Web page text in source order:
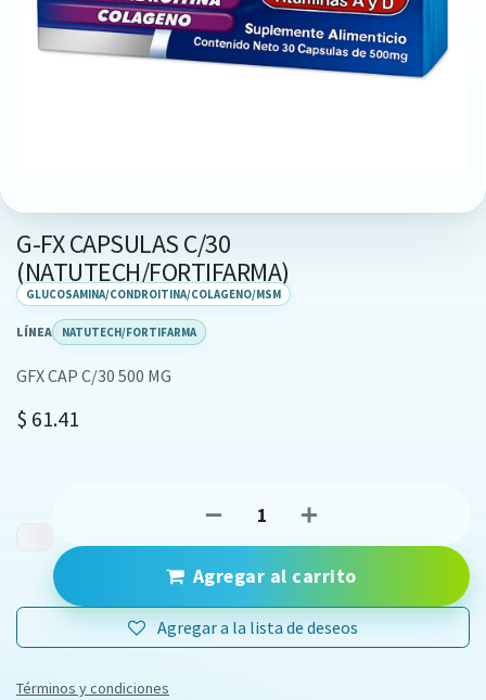
G-FX CAPSULAS C/30
(NATUTECH/FORTIFARMA)
GLUCOSAMINA/CONDROITINA/COLAGENO/MSM
LÍNEA NATUTECH/FORTIFARMA
GFX CAP C/30 500 MG
$ 61.41
Agregar al carrito
Agregar a la lista de deseos
Términos y condiciones